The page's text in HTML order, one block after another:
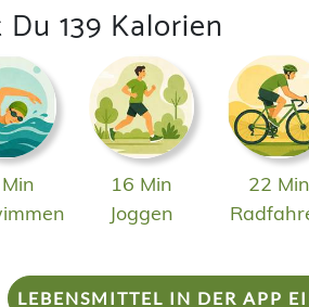
139 Kalorien
16 Min
Joggen
22 Min
LEBENSMITTEL IN DER APP